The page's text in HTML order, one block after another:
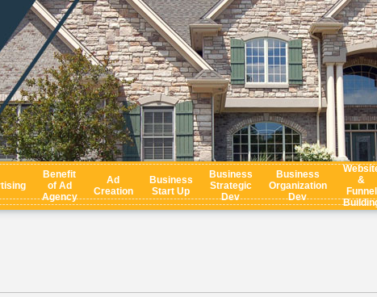
Benefit
of Ad
Agency
Ad
Creation
Business
Start Up
Business
Strategic
Dev
Business
Organization
Dev
&
Funnel